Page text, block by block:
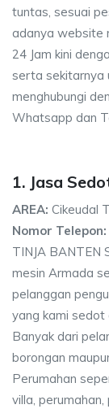
tuntas, sesuai
adanya website
24 Jam kini
serta sekitarnya
menghubungi
Whatsapp dan
1. Jasa
AREA: Cikeudal
Nomor Telepon:
TINJA BANTEN
mesin Armada
pelanggan
yang kami sedot
Banyak dari
borongan
Perumahan
villa,